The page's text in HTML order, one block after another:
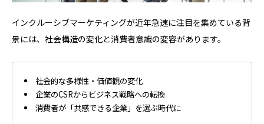
インクルーシブマーケティングが近年急速に注目を集めている背
景には、社会構造の変化と消費者意識の変容があります。
社会的な多様性・価値観の変化
企業のCSRからビジネス戦略への転換
消費者が「共感できる企業」を選ぶ時代に